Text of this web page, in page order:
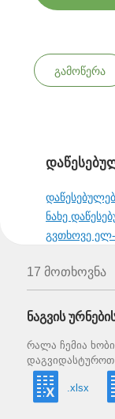
გამოწერა
ნახე
გვთხოვე
17 მოთხოვნა
ნაგვის
რალა ჩემია
დაგვიდასტუროთ
.xlsx